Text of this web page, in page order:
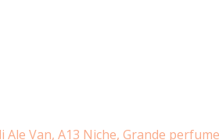
Van, A13 Niche, Grande